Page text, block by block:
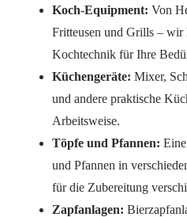
Koch-Equipment: Von
Fritteusen und Grills – wir
Kochtechnik für Ihre
Küchengeräte: Mixer,
und andere praktische
Arbeitsweise.
Töpfe und Pfannen:
und Pfannen in
für die Zubereitung
Zapfanlagen: